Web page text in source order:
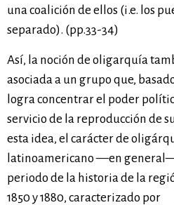
una coalición de ellos (i.e. los
separado). (pp.33-34)
Así, la noción de oligarquía
asociada a un grupo que,
logra concentrar el poder
servicio de la reproducción de
esta idea, el carácter de
latinoamericano —en
periodo de la historia de la
1850 y 1880, caracterizado por